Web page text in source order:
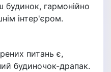
гармонійно
інтер'єром.
питань є,
будиночок-драпак.